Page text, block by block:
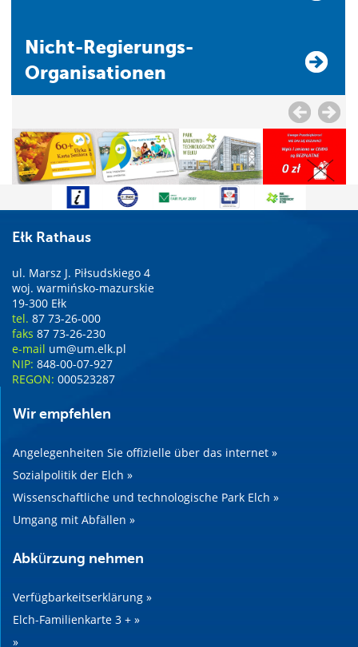
Nicht-Regierungs-
Organisationen
Ełk Rathaus
ul. Marsz J. Piłsudskiego 4
woj. warmińsko-mazurskie
19-300 Ełk
tel. 87 73-26-000
faks 87 73-26-230
e-mail um@um.elk.pl
NIP: 848-00-07-927
REGON: 000523287
Wir empfehlen
Angelegenheiten Sie offizielle über das internet »
Sozialpolitik der Elch »
Wissenschaftliche und technologische Park Elch »
Umgang mit Abfällen »
Abkürzung nehmen
Verfügbarkeitserklärung »
Elch-Familienkarte 3 + »
»